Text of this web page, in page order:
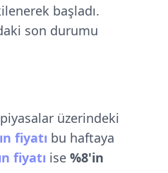
başladı.
son durumu
üzerindeki
fiyatı bu haftaya
fiyatı ise %8'in